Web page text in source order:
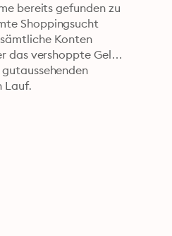
bereits gefunden zu
Shoppingsucht
Konten
das vershoppte Geld
Lauf.